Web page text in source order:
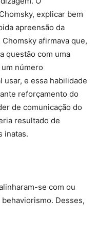
explicar bem
apreensão da
afirmava que,
questão com uma
número
e essa habilidade
reforçamento do
de comunicação do
resultado de
inatas.
se com ou
Desses,